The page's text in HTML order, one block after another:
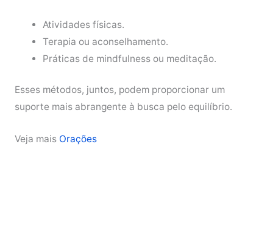
Atividades físicas.
Terapia ou aconselhamento.
Práticas de mindfulness ou meditação.
Esses métodos, juntos, podem proporcionar um
suporte mais abrangente à busca pelo equilíbrio.
Veja mais Orações